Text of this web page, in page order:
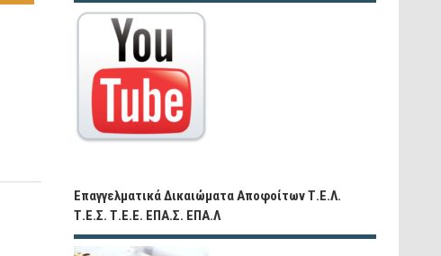
Επαγγελματικά Δικαιώματα Αποφοίτων Τ.Ε.Λ.
Τ.Ε.Σ. Τ.Ε.Ε. ΕΠΑ.Σ. ΕΠΑ.Λ